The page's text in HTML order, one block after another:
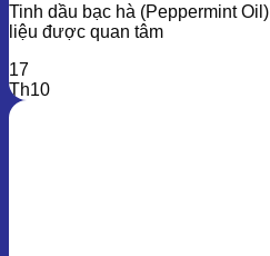
Tinh dầu bạc hà (Peppermint
liệu được quan tâm
17
Th10